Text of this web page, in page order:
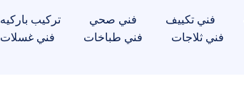
فني تكييف فني صحي تركيب باركيه
فني ثلاجات فني طباخات فني غسلات